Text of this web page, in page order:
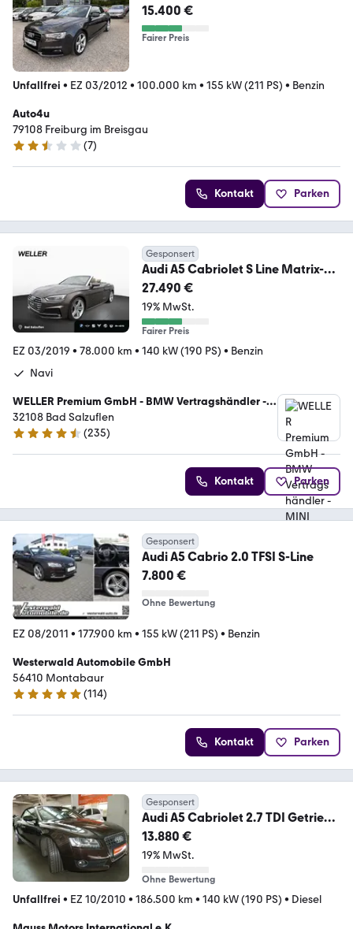
15.400 €
Fairer Preis
Unfallfrei • EZ 03/2012 • 100.000 km • 155 kW (211 PS) • Benzin
Auto4u
79108 Freiburg im Breisgau
2.7 Sterne
(7)
Kontakt Parken
Gesponsert
Audi A5 Cabriolet S Line Matrix-
LED HUD MMI+ Leder BO
27.490 €
19% MwSt.
Fairer Preis
EZ 03/2019 • 78.000 km • 140 kW (190 PS) • Benzin
Navi
WELLER Premium GmbH - BMW Vertragshändler -
MINI Servicebetrieb
32108 Bad Salzuflen
4.5 Sterne
(235)
Kontakt Parken
Gesponsert
Audi A5 Cabrio 2.0 TFSI S-Line
7.800 €
Ohne Bewertung
EZ 08/2011 • 177.900 km • 155 kW (211 PS) • Benzin
Westerwald Automobile GmbH
56410 Montabaur
5 Sterne
(114)
Kontakt Parken
Gesponsert
Audi A5 Cabriolet 2.7 TDI Getriebe
neu -1023
13.880 €
19% MwSt.
Ohne Bewertung
Unfallfrei • EZ 10/2010 • 186.500 km • 140 kW (190 PS) • Diesel